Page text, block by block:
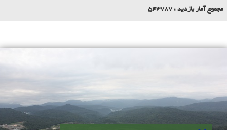
مجموع آمار بازدید : 543787